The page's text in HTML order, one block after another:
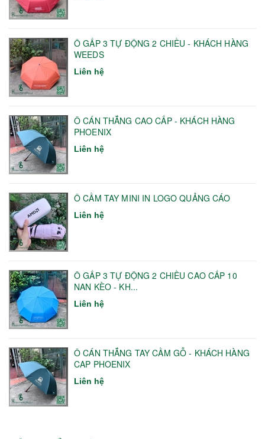
Ô GẤP 3 TỰ ĐỘNG 2 CHIỀU - KHÁCH HÀNG
WEEDS
Liên hệ
Ô CÁN THẲNG CAO CẤP - KHÁCH HÀNG
PHOENIX
Liên hệ
Ô CẦM TAY MINI IN LOGO QUẢNG CÁO
Liên hệ
Ô GẤP 3 TỰ ĐỘNG 2 CHIỀU CAO CẤP 10
NAN KÈO - KH...
Liên hệ
Ô CÁN THẲNG TAY CẦM GỖ - KHÁCH HÀNG
CAP PHOENIX
Liên hệ